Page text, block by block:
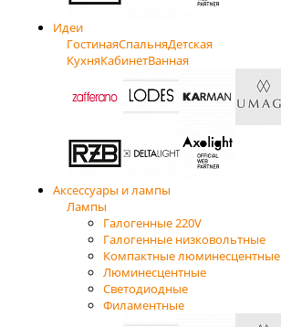
Идеи
ГостинаяСпальняДетская
КухняКабинетВанная
Аксессуары и лампы
Лампы
Галогенные 220V
Галогенные низковольтные
Компактные люминесцентные
Люминесцентные
Светодиодные
Филаментные